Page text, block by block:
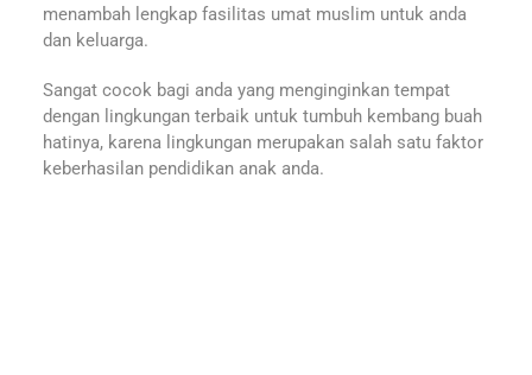
menambah lengkap fasilitas umat muslim untuk anda
dan keluarga.
Sangat cocok bagi anda yang menginginkan tempat
dengan lingkungan terbaik untuk tumbuh kembang buah
hatinya, karena lingkungan merupakan salah satu faktor
keberhasilan pendidikan anak anda.